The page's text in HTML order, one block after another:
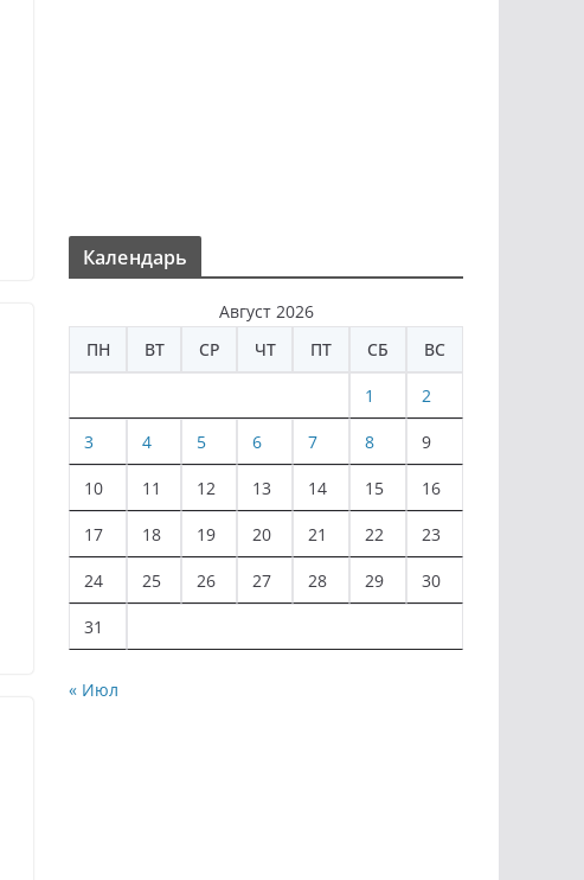
Календарь
Август 2026
ПН
ВТ СР ЧТ ПТ СБ ВС
1 2
3 4 5 6 7 8 9
10 11 12 13 14 15 16
17 18 19 20 21 22 23
24 25 26 27 28 29 30
31
« Июл